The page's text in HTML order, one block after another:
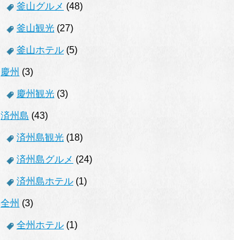
釜山グルメ (48)
釜山観光 (27)
釜山ホテル (5)
慶州 (3)
慶州観光 (3)
済州島 (43)
済州島観光 (18)
済州島グルメ (24)
済州島ホテル (1)
全州 (3)
全州ホテル (1)